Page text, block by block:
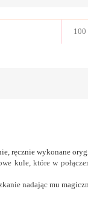
100
ręcznie wykonane
kule, które w
nadając mu